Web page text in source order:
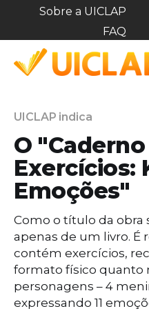
Sobre a UICLAP
FAQ
UICLAP indica
O
Exercícios:
Emoções"
Como o título da obra
apenas de um livro. É
contém exercícios,
formato físico quanto
personagens – 4
expressando 11